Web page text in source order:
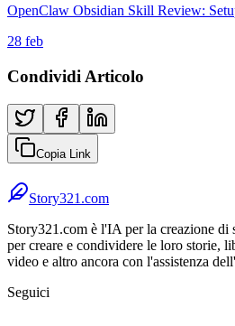
OpenClaw Obsidian Skill Review:
28 feb
Condividi Articolo
Copia Link
Story321.com
Story321.com è l'IA per la creazione di
per creare e condividere le loro storie,
video e altro ancora con l'assistenza
Seguici